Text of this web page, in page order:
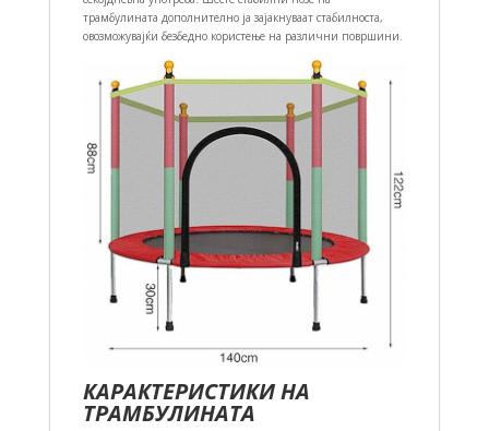
трамбулината дополнително ја зајакнуваат стабилноста,
овозможувајќи безбедно користење на различни површини.
КАРАКТЕРИСТИКИ НА
ТРАМБУЛИНАТА